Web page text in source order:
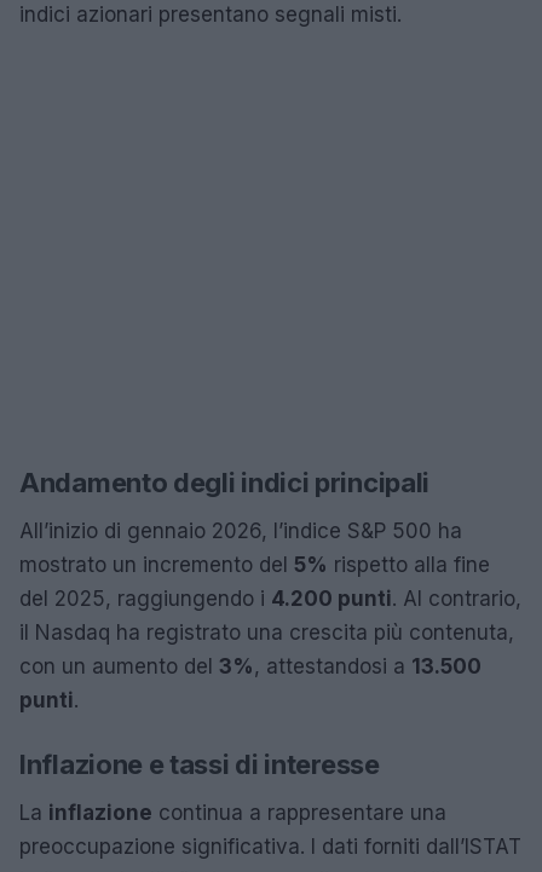
indici azionari presentano segnali misti.
Andamento degli indici principali
All’inizio di gennaio 2026, l’indice S&P 500 ha
mostrato un incremento del 5% rispetto alla fine
del 2025, raggiungendo i 4.200 punti. Al contrario,
il Nasdaq ha registrato una crescita più contenuta,
con un aumento del 3% , attestandosi a 13.500
punti.
Inflazione e tassi di interesse
La inflazione continua a rappresentare una
preoccupazione significativa. I dati forniti dall’ISTAT